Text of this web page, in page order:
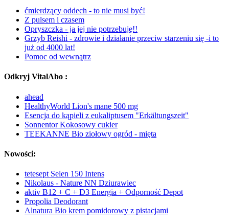
ćmierdzący oddech - to nie musi być!
Z pulsem i czasem
Opryszczka - ja jej nie potrzebuję!!
Grzyb Reishi - zdrowie i działanie przeciw starzeniu się -i to
już od 4000 lat!
Pomoc od wewnątrz
Odkryj VitalAbo :
ahead
HealthyWorld Lion's mane 500 mg
Esencja do kąpieli z eukaliptusem "Erkältungszeit"
Sonnentor Kokosowy cukier
TEEKANNE Bio ziołowy ogród - mięta
Nowości:
tetesept Selen 150 Intens
Nikolaus - Nature NN Dziurawiec
aktiv B12 + C + D3 Energia + Odporność Depot
Propolia Deodorant
Alnatura Bio krem pomidorowy z pistacjami